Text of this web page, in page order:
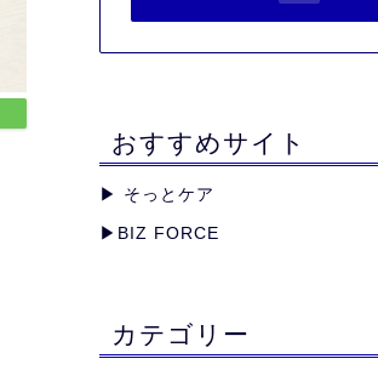
おすすめサイト
▶︎ そっとケア
▶︎ BIZ FORCE
カテゴリー